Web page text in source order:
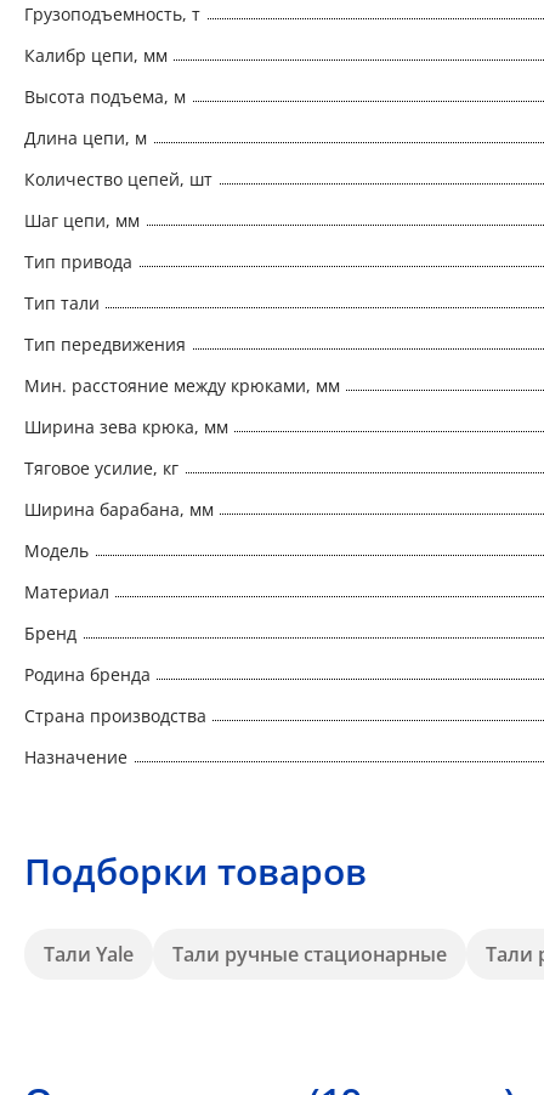
опасной близкой к грузу зоне; •‎
гарантирует безопасность работы и
предохранителей. Все детали выполнены из
Надежная защита ответственных элементов
полностью закрыты. Даже под действием
остается защищенным; •‎
четырьмя механически откалиброванными
грузовой цепи; •‎ Надежная цепь - грузовые
поверхностью соответствуют всем настоящим
и нормам; •‎ Удобные и долговечные крюки -
ломаются, а постепенно разгибаются,
оснащены крепкими предохранительными
Грузоподъемность, т
Калибр цепи, мм
Высота подъема, м
Длина цепи, м
Количество цепей, шт
Шаг цепи, мм
Тип привода
Тип тали
Тип передвижения
Мин. расстояние между крюками, мм
Ширина зева крюка, мм
Тяговое усилие, кг
Ширина барабана, мм
Модель
Материал
Бренд
Родина бренда
Страна производства
Назначение
Подборки товаров
Тали Yale Тали ручные стационарные Тали